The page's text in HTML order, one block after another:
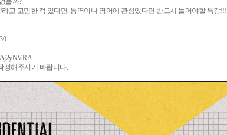
고 고민한 적 있다면, 통역이나 영어에 관심있다면 반드시 들어야할 특강!!!
성해주시기 바랍니다.